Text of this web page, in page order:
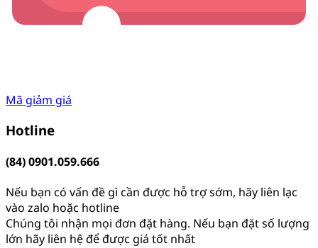
Mã giảm giá
Hotline
(84) 0901.059.666
Nếu bạn có vấn đề gì cần được hỗ trợ sớm, hãy liên lạc
vào zalo hoặc hotline
Chúng tôi nhận mọi đơn đặt hàng. Nếu bạn đặt số lượng
lớn hãy liên hệ để được giá tốt nhất